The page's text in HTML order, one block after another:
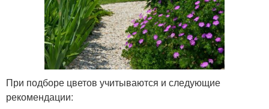
При подборе цветов учитываются и следующие
рекомендации: